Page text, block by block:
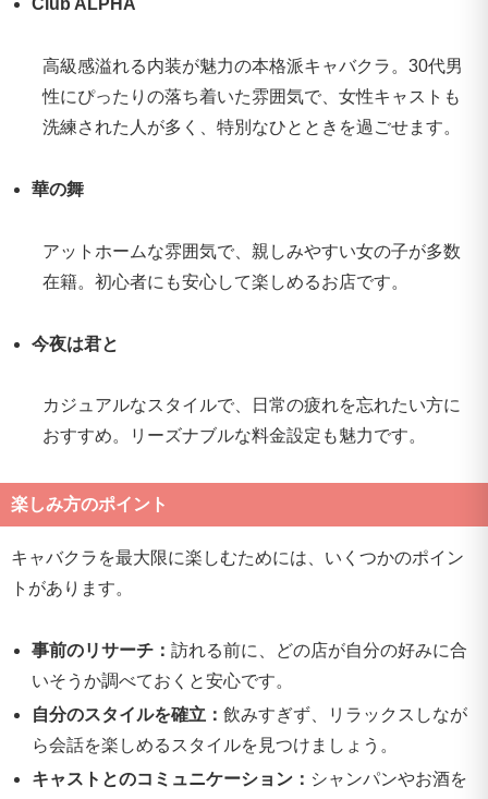
Club ALPHA
高級感溢れる内装が魅力の本格派キャバクラ。30代男
性にぴったりの落ち着いた雰囲気で、女性キャストも
洗練された人が多く、特別なひとときを過ごせます。
華の舞
アットホームな雰囲気で、親しみやすい女の子が多数
在籍。初心者にも安心して楽しめるお店です。
今夜は君と
カジュアルなスタイルで、日常の疲れを忘れたい方に
おすすめ。リーズナブルな料金設定も魅力です。
楽しみ方のポイント
キャバクラを最大限に楽しむためには、いくつかのポイン
トがあります。
事前のリサーチ：訪れる前に、どの店が自分の好みに合
いそうか調べておくと安心です。
自分のスタイルを確立：飲みすぎず、リラックスしなが
ら会話を楽しめるスタイルを見つけましょう。
キャストとのコミュニケーション： シャンパンやお酒を